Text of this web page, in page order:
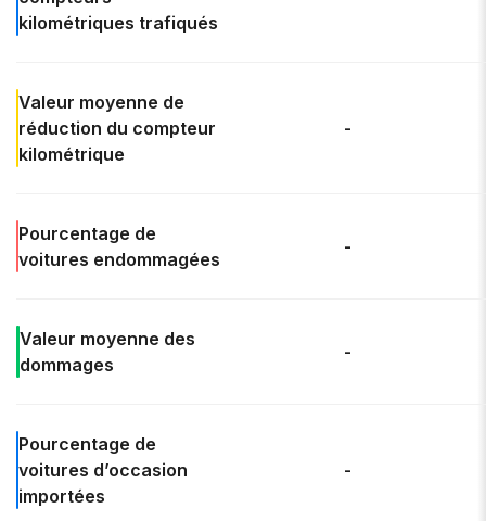
kilométriques trafiqués
Valeur moyenne de
réduction du compteur
kilométrique
-
Pourcentage de
voitures endommagées
-
Valeur moyenne des
dommages
-
Pourcentage de
voitures d’occasion
importées
-